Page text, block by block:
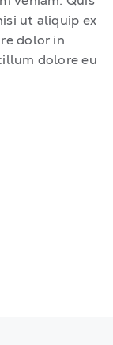
ut aliquip ex
dolor in
dolore eu